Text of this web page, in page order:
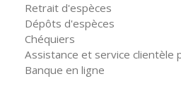
Retrait d'espèces
Dépôts d'espèces
Chéquiers
Assistance et service clientèle
Banque en ligne